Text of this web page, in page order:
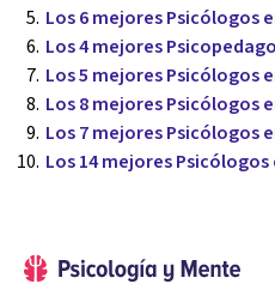
Los 6 mejores Psicólogos
Los 4 mejores
Los 5 mejores Psicólogos
Los 8 mejores Psicólogos
Los 7 mejores Psicólogos
Los 14 mejores Psicólogos